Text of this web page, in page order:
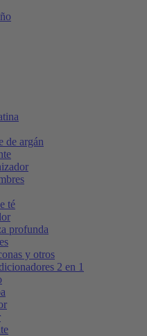
de argán
té
profunda
y otros
2 en 1